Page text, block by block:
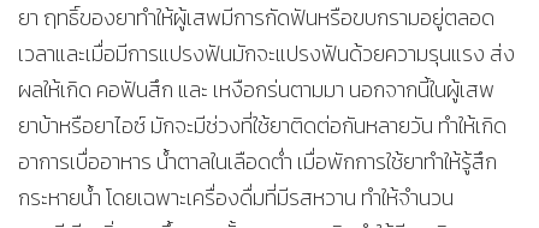
ยา ฤทธิ์ของยาทำให้ผู้เสพมีการกัดฟันหรือขบกรามอยู่ตลอด
เวลาและเมื่อมีการแปรงฟันมักจะแปรงฟันด้วยความรุนแรง ส่ง
ผลให้เกิด คอฟันสึก และ เหงือกร่นตามมา นอกจากนี้ในผู้เสพ
ยาบ้าหรือยาไอซ์ มักจะมีช่วงที่ใช้ยาติดต่อกันหลายวัน ทำให้เกิด
อาการเบื่ออาหาร น้ำตาลในเลือดต่ำ เมื่อพักการใช้ยาทำให้รู้สึก
กระหายน้ำ โดยเฉพาะเครื่องดื่มที่มีรสหวาน ทำให้จำนวน